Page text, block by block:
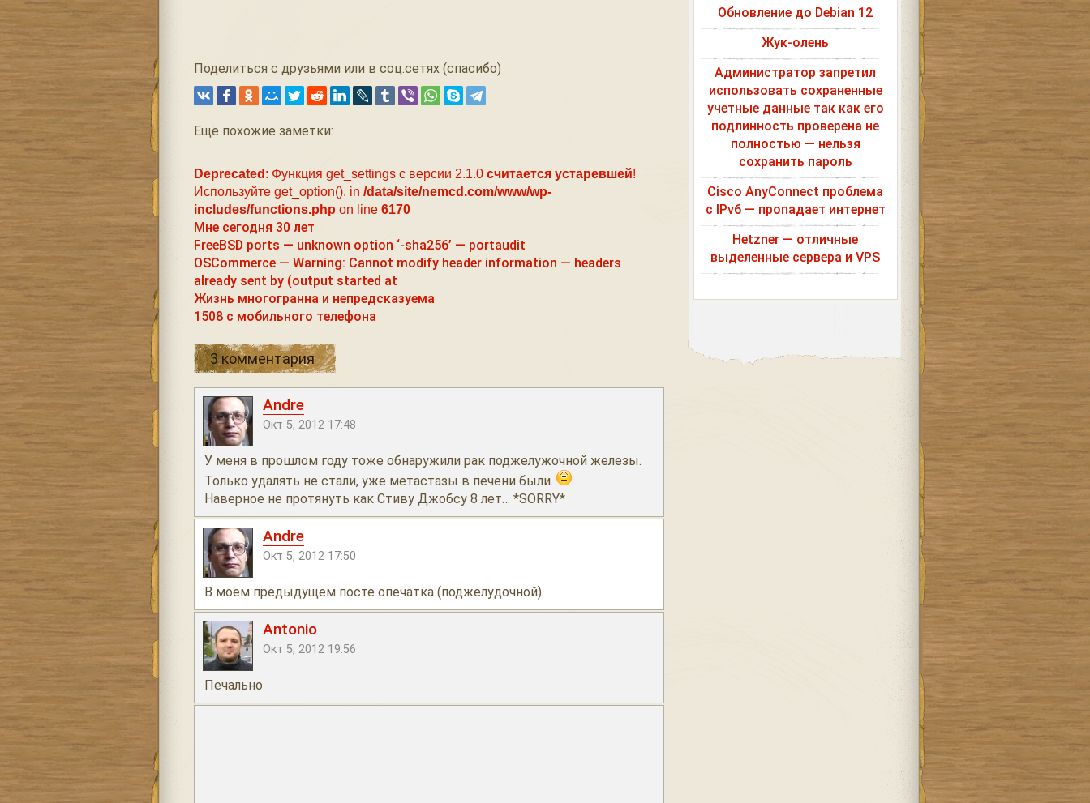
Поделиться с друзьями или в соц.сетях (спасибо)
Ещё похожие заметки:
Deprecated : Функция get_settings с версии 2.1.0 считается устаревшей!
Используйте get_option(). in /data/site/nemcd.com/www/wp-
includes/functions.php on line 6170
Мне сегодня 30 лет
FreeBSD ports — unknown option ‘-sha256’ — portaudit
OSCommerce — Warning: Cannot modify header information — headers
already sent by (output started at
Жизнь многогранна и непредсказуема
1508 с мобильного телефона
3 комментария
Andre
Окт 5, 2012 17:48
У меня в прошлом году тоже обнаружили рак поджелужочной железы.
Только удалять не стали, уже метастазы в печени были.
Наверное не протянуть как Стиву Джобсу 8 лет… *SORRY*
Andre
Окт 5, 2012 17:50
В моём предыдущем посте опечатка (поджелудочной).
Antonio
Окт 5, 2012 19:56
Печально
Обновление до Debian 12
Жук-олень
Администратор запретил
использовать сохраненные
учетные данные так как его
подлинность проверена не
полностью — нельзя
сохранить пароль
Cisco AnyConnect проблема
с IPv6 — пропадает интернет
Hetzner — отличные
выделенные сервера и VPS